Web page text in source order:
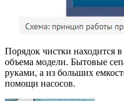
Порядок чистки находится
объема модели. Бытовые
руками, а из больших
помощи насосов.